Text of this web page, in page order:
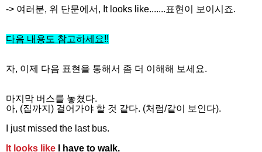
-> 여러분, 위 단문에서, It looks like.......표현이 보이시죠.
다음 내용도 참고하세요!!
자, 이제 다음 표현을 통해서 좀 더 이해해 보세요.
마지막 버스를 놓쳤다.
아, (집까지) 걸어가야 할 것 같다. (처럼/같이 보인다).
I just missed the last bus.
It looks like
I have to walk.